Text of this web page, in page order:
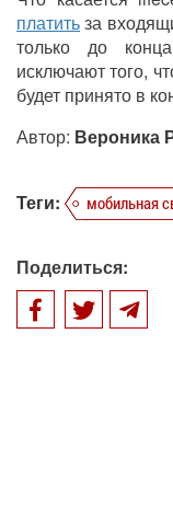
платитьза
только до
исключают того,
будет принято в
Автор: Вероника
Теги: мобильная
Поделиться: